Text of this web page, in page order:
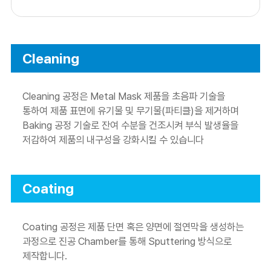
Cleaning
Cleaning 공정은 Metal Mask 제품을 초음파 기술을
통하여 제품 표면에 유기물 및 무기물(파티클)을 제거하며
Baking 공정 기술로 잔여 수분을 건조시켜 부식 발생율을
저감하여 제품의 내구성을 강화시킬 수 있습니다
Coating
Coating 공정은 제품 단면 혹은 양면에 절연막을 생성하는
과정으로 진공 Chamber를 통해 Sputtering 방식으로
제작합니다.